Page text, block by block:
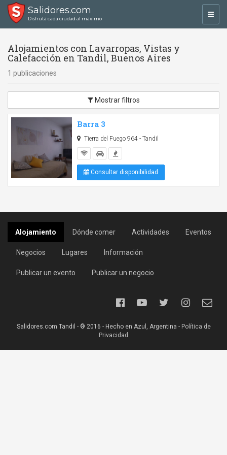
Salidores.com
Disfrutá cada ciudad al máximo
Alojamientos con Lavarropas, Vistas y
Calefacción en Tandil, Buenos Aires
1 publicaciones
Mostrar filtros
Barra 3
Tierra del Fuego 964 - Tandil
Consultar disponibilidad
Alojamiento Dónde comer Actividades Eventos
Negocios Lugares Información
Publicar un evento Publicar un negocio
Salidores.com Tandil - ® 2016 - Hecho en Azul, Argentina - Política de
Privacidad